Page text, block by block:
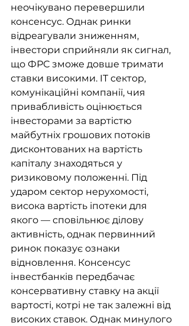
неочікувано перевершили
консенсус. Однак ринки
відреагували зниженням,
інвестори сприйняли як сигнал,
що ФРС зможе довше тримати
ставки високими. IT сектор,
комунікаційні компанії, чия
привабливість оцінюється
інвесторами за вартістю
майбутніх грошових потоків
дисконтованих на вартість
капіталу знаходяться у
ризиковому положенні. Під
ударом сектор нерухомості,
висока вартість іпотеки для
якого — сповільнює ділову
активність, однак первинний
ринок показує ознаки
відновлення. Консенсус
інвестбанків передбачає
консервативну ставку на акції
вартості, котрі не так залежні від
високих ставок. Однак минулого